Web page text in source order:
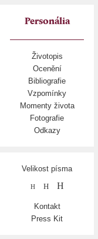
Personália
Životopis
Ocenění
Bibliografie
Vzpomínky
Momenty života
Fotografie
Odkazy
Velikost písma
H H H
Kontakt
Press Kit